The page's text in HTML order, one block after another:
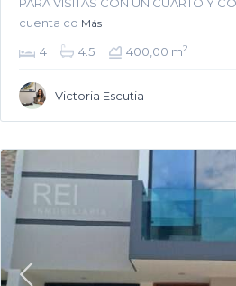
cuenta co Más
4 4.5 400,00 m2
Victoria Escutia